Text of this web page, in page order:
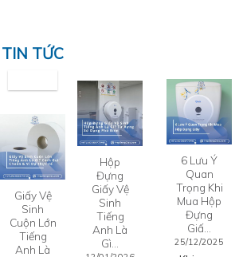
TIN TỨC
Giấy Vệ
Sinh
Cuộn Lớn
Tiếng
Anh Là
Hộp
Đựng
Giấy Vệ
Sinh
Tiếng
Anh Là
Gì…
6 Lưu Ý
Quan
Trọng Khi
Mua Hộp
Đựng
Giấ…
25/12/2025